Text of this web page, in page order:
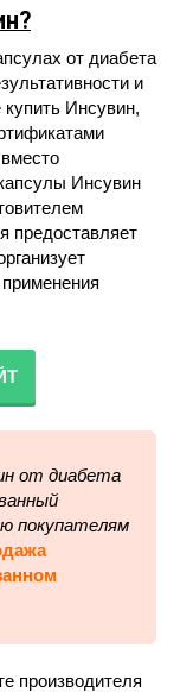
от диабета
и
Инсувин,
Инсувин
предоставляет
от диабета
покупателям
производителя